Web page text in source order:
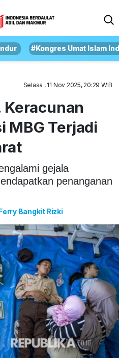
#Kongres Umat Islam
Selasa , 11 Nov 2025, 20:29 WIB
Keracunan
MBG Terjadi
gejala
penanganan
Ferry Bangkit Rizki